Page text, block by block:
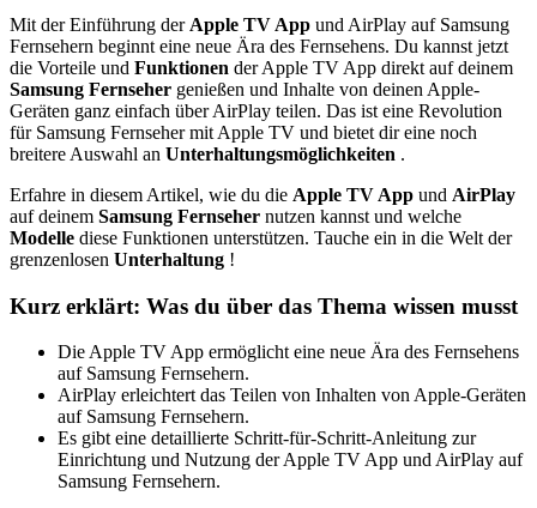
Mit der Einführung der Apple TV App und AirPlay auf Samsung
Fernsehern beginnt eine neue Ära des Fernsehens. Du kannst jetzt
die Vorteile und Funktionen der Apple TV App direkt auf deinem
Samsung Fernseher genießen und Inhalte von deinen Apple-
Geräten ganz einfach über AirPlay teilen. Das ist eine Revolution
für Samsung Fernseher mit Apple TV und bietet dir eine noch
breitere Auswahl an Unterhaltungsmöglichkeiten .
Erfahre in diesem Artikel, wie du die Apple TV App und AirPlay
auf deinem Samsung Fernseher nutzen kannst und welche
Modelle diese Funktionen unterstützen. Tauche ein in die Welt der
grenzenlosen Unterhaltung !
Kurz erklärt: Was du über das Thema wissen musst
Die Apple TV App ermöglicht eine neue Ära des Fernsehens
auf Samsung Fernsehern.
AirPlay erleichtert das Teilen von Inhalten von Apple-Geräten
auf Samsung Fernsehern.
Es gibt eine detaillierte Schritt-für-Schritt-Anleitung zur
Einrichtung und Nutzung der Apple TV App und AirPlay auf
Samsung Fernsehern.